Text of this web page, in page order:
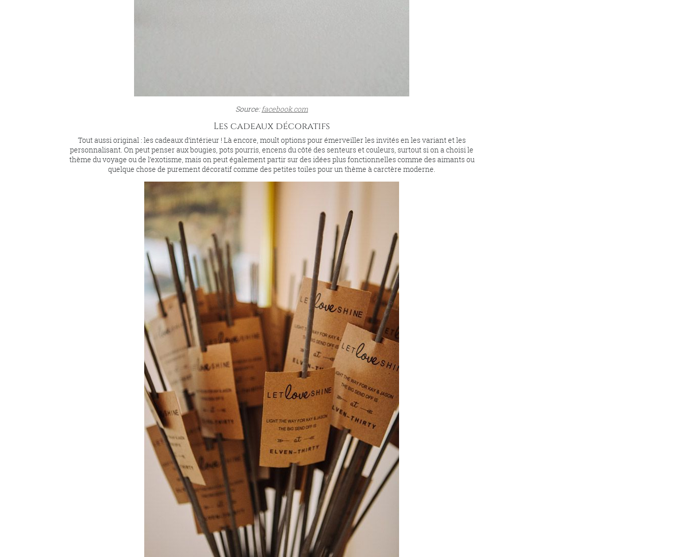
Source:facebook.com
Les cadeaux décoratifs
Tout aussi original : les cadeaux d’intérieur ! Là encore, moult options pour émerveiller les invités en les variant et les
personnalisant. On peut penser aux bougies, pots pourris, encens du côté des senteurs et couleurs, surtout si on a choisi le
thème du voyage ou de l’exotisme, mais on peut également partir sur des idées plus fonctionnelles comme des aimants ou
quelque chose de purement décoratif comme des petites toiles pour un thème à carctère moderne.